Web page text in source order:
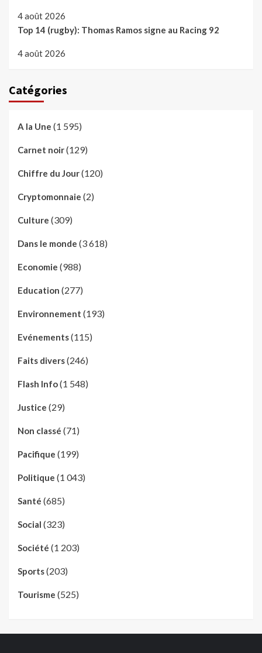
4 août 2026
Top 14 (rugby): Thomas Ramos signe au Racing 92
4 août 2026
Catégories
A la Une (1 595)
Carnet noir(129)
Chiffre du Jour(120)
Cryptomonnaie (2)
Culture (309)
Dans le monde (3 618)
Economie (988)
Education (277)
Environnement (193)
Evénements(115)
Faits divers(246)
Flash Info(1 548)
Justice (29)
Non classé (71)
Pacifique (199)
Politique (1 043)
Santé (685)
Social (323)
Société (1 203)
Sports(203)
Tourisme (525)